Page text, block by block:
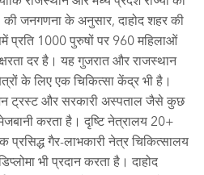
की जनगणना के अनुसार, दाहोद शहर की
प्रति 1000 पुरुषों पर 960 महिलाओं
दर है। यह गुजरात और राजस्थान
के लिए एक चिकित्सा केंद्र भी है।
ट्रस्ट और सरकारी अस्पताल जैसे कुछ
करता है। दृष्टि नेत्रालय 20+
प्रसिद्ध गैर-लाभकारी नेत्र चिकित्सालय
भी प्रदान करता है। दाहोद